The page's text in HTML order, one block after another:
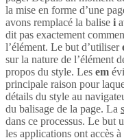
la mise en forme d’une
avons remplacé la balise i
dit pas exactement
l’élément. Le but d’utiliser
sur la nature de l’élément
propos du style. Les em
principale raison pour
détails du style au
du balisage de la page. La
dans ce processus. Le but
les applications ont accès